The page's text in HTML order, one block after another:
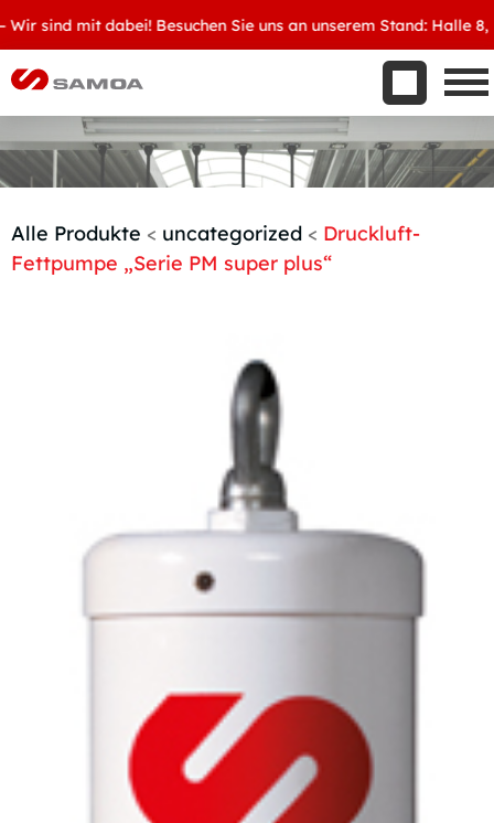
sind mit dabei! Besuchen Sie uns an unserem Stand: Halle 8,
Aktuelles
Kontakt
Handelspartner werden
Alle Produkte < uncategorized < Druckluft-
Fettpumpe „Serie PM super plus“